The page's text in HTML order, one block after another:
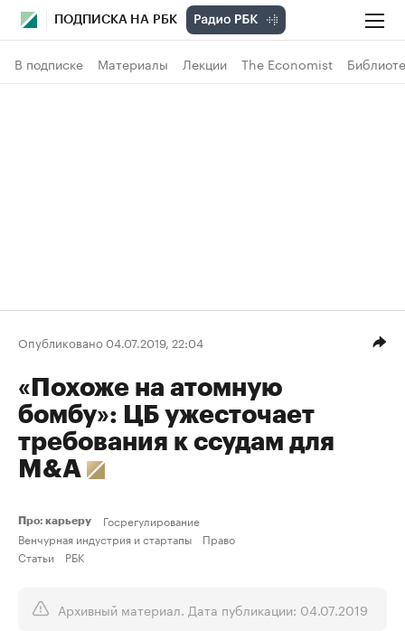
ПОДПИСКА НА РБК
В подписке Материалы Лекции The Economist
Опубликовано 04.07.2019, 22:04
«Похоже на атомную
бомбу»: ЦБ ужесточает
требования к ссудам для
M&A
Про: карьеру
Госрегулирование
Венчурная индустрия и стартапы
Право
Статьи
РБК
Архивный материал. Дата публикации: 04.07.2019